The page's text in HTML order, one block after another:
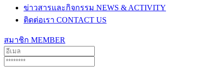
ข่าวสารและกิจกรรม NEWS & ACTIVITY
ติดต่อเรา CONTACT US
สมาชิก MEMBER